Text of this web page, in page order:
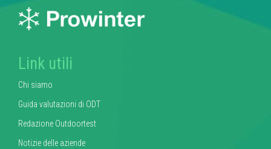
Link utili
Chi siamo
Guida valutazioni di ODT
Redazione Outdoortest
Notizie delle aziende